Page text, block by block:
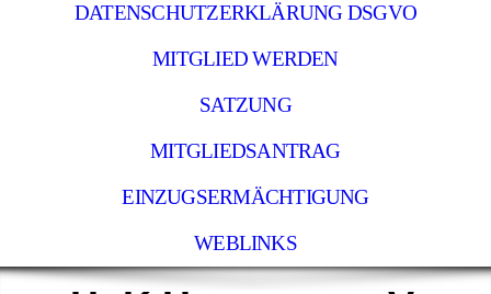
DATENSCHUTZERKLÄRUNG DSGVO
MITGLIED WERDEN
SATZUNG
MITGLIEDSANTRAG
EINZUGSERMÄCHTIGUNG
WEBLINKS